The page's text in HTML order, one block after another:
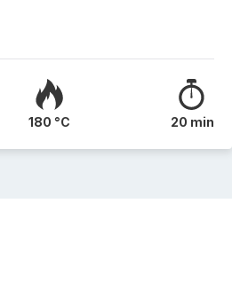
180 °C 20 min